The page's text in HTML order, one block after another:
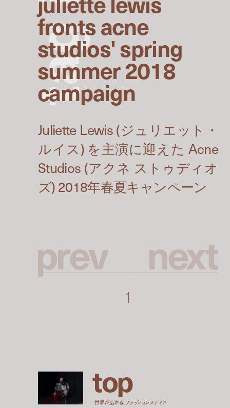
t
a
g
fronts acne
studios' spring
summer 2018
campaign
prev next
1
top
世界が広がる、ファッションメディア